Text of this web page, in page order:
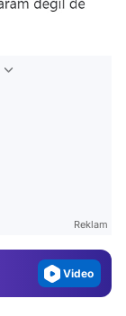
Reklam
Video
Test